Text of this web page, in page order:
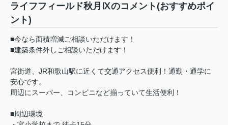
ライフフィールド秋月Ⅸのコメント(おすすめポイ
ント)
■今なら面積増減ご相談いただけます！
■建築条件外しご相談いただけます！
宮街道、JR和歌山駅に近くて交通アクセス便利！通勤・通学に
安心です。
周辺にスーパー、コンビニなど揃っていて生活便利！
■周辺環境